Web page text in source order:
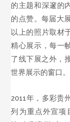
的主题和深邃的
的点赞。每届大
以上的照片取材
精心展示，每一
了线下展之外，
世界展示的窗口。
2011年，多彩贵
列为重点外宣项